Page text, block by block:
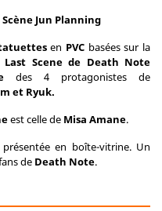
Scène Jun Planning
en PVC basées sur la
Last Scene de Death Note
des 4 protagonistes de
et Ryuk.
est celle de Misa Amane.
en boîte-vitrine. Un
de Death Note.